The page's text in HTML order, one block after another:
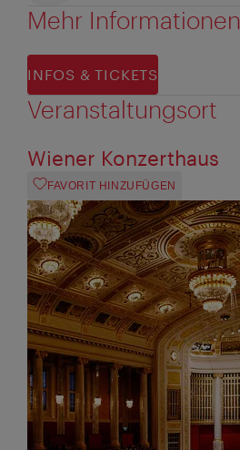
Mehr Informationen
INFOS & TICKETS
Veranstaltungsort
Wiener Konzerthaus
FAVORIT HINZUFÜGEN